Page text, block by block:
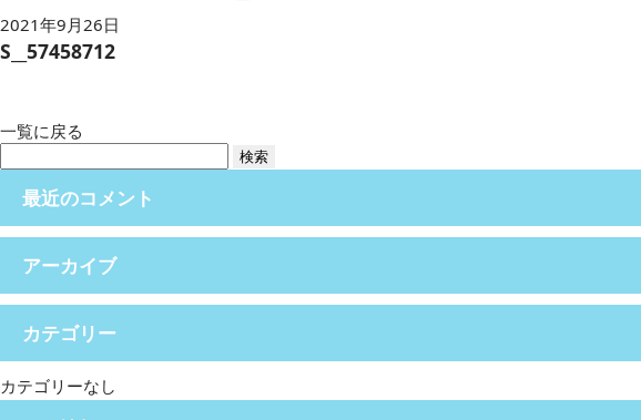
2021年9月26日
S__57458712
一覧に戻る
索:
最近のコメント
アーカイブ
カテゴリー
カテゴリーなし